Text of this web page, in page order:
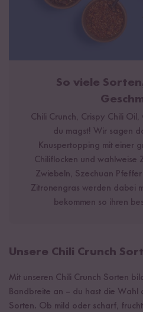
So viele
Chili Crunch, Crispy Chili Oil,
du magst! Wir sagen
Knuspertopping mit einer
Chiliflocken und wahlweise
Zwiebeln, Szechuan
Zitronengras werden dabei
bekommen so ihren
Unsere Chili Crunch
Mit unseren Chili Crunch Sorten
Bandbreite an – du hast die Wahl
Sorten. Ob mild oder scharf,